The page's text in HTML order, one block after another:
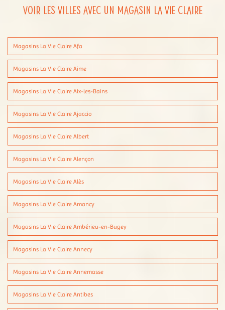
Voir les villes avec un magasin La Vie Claire
Magasins La Vie Claire Afa
Magasins La Vie Claire Aime
Magasins La Vie Claire Aix-les-Bains
Magasins La Vie Claire Ajaccio
Magasins La Vie Claire Albert
Magasins La Vie Claire Alençon
Magasins La Vie Claire Alès
Magasins La Vie Claire Amancy
Magasins La Vie Claire Ambérieu-en-Bugey
Magasins La Vie Claire Annecy
Magasins La Vie Claire Annemasse
Magasins La Vie Claire Antibes